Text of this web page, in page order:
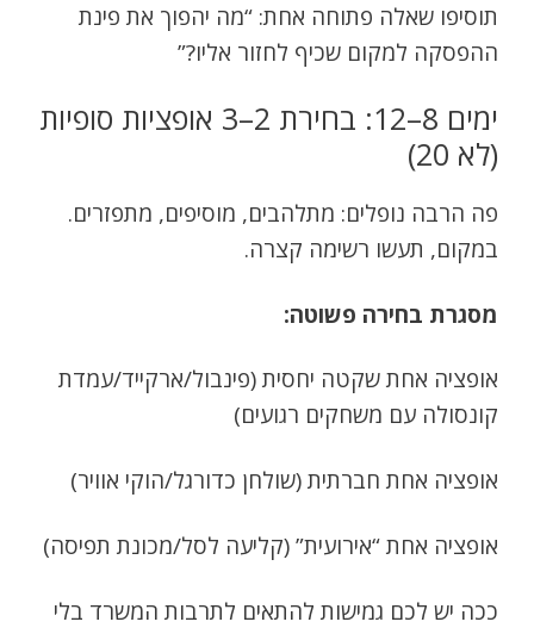
תוסיפו שאלה פתוחה אחת: “מה יהפוך את פינת
ההפסקה למקום שכיף לחזור אליו?”
ימים 8–12: בחירת 2–3 אופציות סופיות
(לא 20)
פה הרבה נופלים: מתלהבים, מוסיפים, מתפזרים.
במקום, תעשו רשימה קצרה.
מסגרת בחירה פשוטה:
אופציה אחת שקטה יחסית (פינבול/ארקייד/עמדת
קונסולה עם משחקים רגועים)
אופציה אחת חברתית (שולחן כדורגל/הוקי אוויר)
אופציה אחת “אירועית” (קליעה לסל/מכונת תפיסה)
ככה יש לכם גמישות להתאים לתרבות המשרד בלי